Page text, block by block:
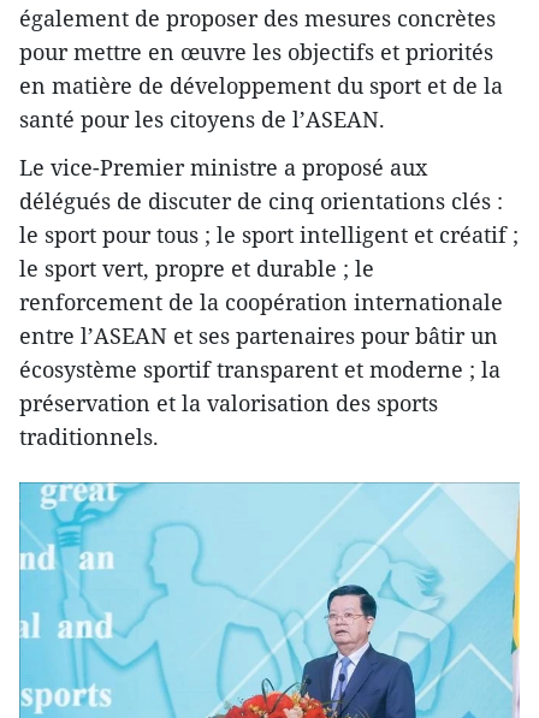
également de proposer des mesures concrètes
pour mettre en œuvre les objectifs et priorités
en matière de développement du sport et de la
santé pour les citoyens de l’ASEAN.
Le vice-Premier ministre a proposé aux
délégués de discuter de cinq orientations clés :
le sport pour tous ; le sport intelligent et créatif ;
le sport vert, propre et durable ; le
renforcement de la coopération internationale
entre l’ASEAN et ses partenaires pour bâtir un
écosystème sportif transparent et moderne ; la
préservation et la valorisation des sports
traditionnels.